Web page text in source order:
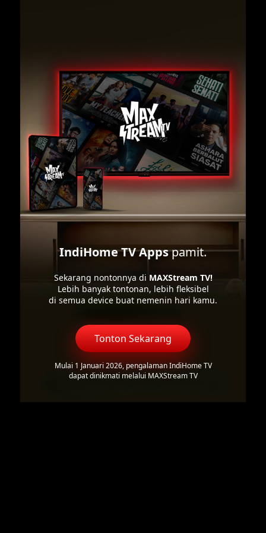
IndiHome TV Appspamit.
Sekarang nontonnya di MAXStream TV!
Lebih banyak tontonan, lebih fleksibel
di semua device buat nemenin hari kamu.
Tonton Sekarang
Mulai 1 Januari 2026, pengalaman IndiHome TV
dapat dinikmati melalui MAXStream TV